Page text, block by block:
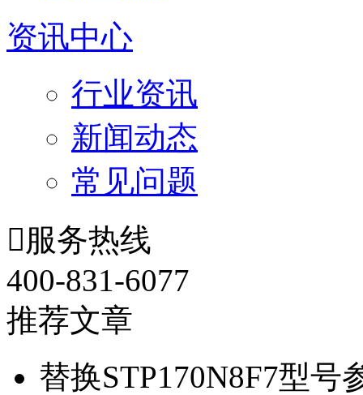
资讯中心
行业资讯
新闻动态
常见问题
服务热线
400-831-6077
推荐文章
替换STP170N8F7型